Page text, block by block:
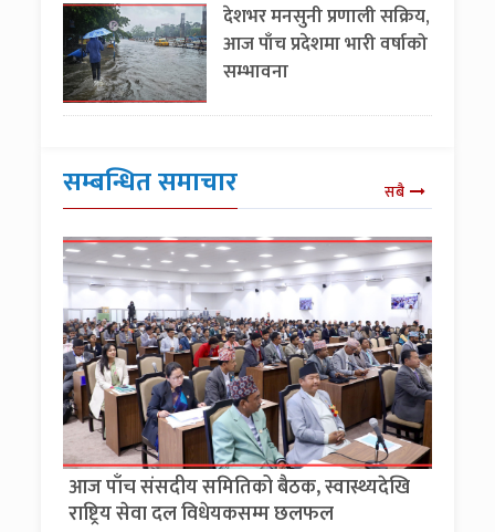
देशभर मनसुनी प्रणाली सक्रिय,
आज पाँच प्रदेशमा भारी वर्षाको
सम्भावना
सम्बन्धित समाचार सबै
आज पाँच संसदीय समितिको बैठक, स्वास्थ्यदेखि
राष्ट्रिय सेवा दल विधेयकसम्म छलफल